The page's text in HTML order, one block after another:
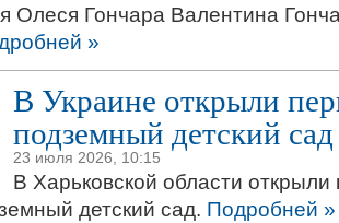
Олеся Гончара Валентина
»
В Украине открыли
подземный детский сад
23 июля 2026, 10:15
В Харьковской области открыли
детский сад. Подробней »